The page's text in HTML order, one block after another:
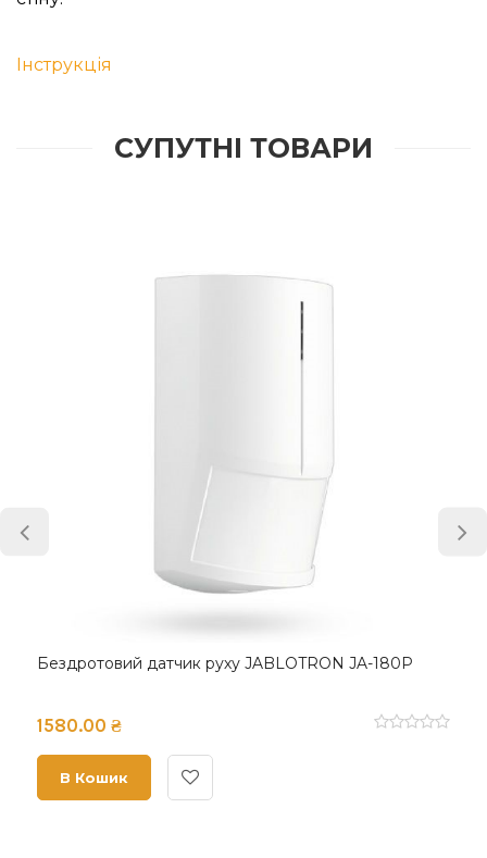
Інструкція
СУПУТНІ ТОВАРИ
Бездротовий датчик руху JABLOTRON JA-180P
1580.00 ₴
В Кошик